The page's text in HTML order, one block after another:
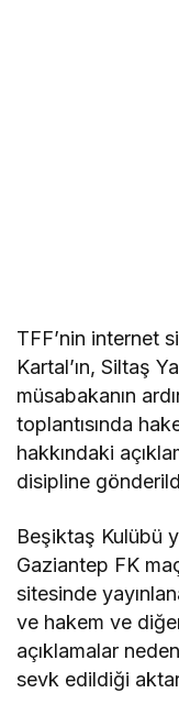
TFF’nin internet
Kartal’ın, Siltaş
müsabakanın
toplantısında
hakkındaki
disipline
Beşiktaş Kulübü
Gaziantep FK
sitesinde
ve hakem ve
açıklamalar
sevk edildiği